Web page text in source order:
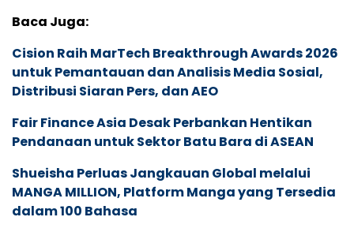
Baca Juga:
Cision Raih MarTech Breakthrough Awards 2026
untuk Pemantauan dan Analisis Media Sosial,
Distribusi Siaran Pers, dan AEO
Fair Finance Asia Desak Perbankan Hentikan
Pendanaan untuk Sektor Batu Bara di ASEAN
Shueisha Perluas Jangkauan Global melalui
MANGA MILLION, Platform Manga yang Tersedia
dalam 100 Bahasa